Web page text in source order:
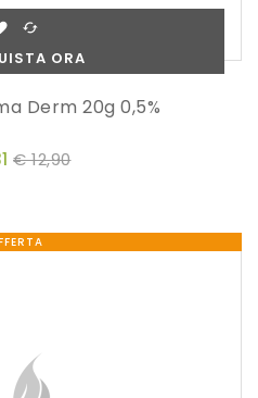
ORA
Derm 20g 0,5%
€ 12,90